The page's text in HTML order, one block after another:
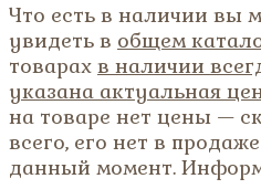
Что есть в наличии вы
увидеть в общем
товарах в наличии
указана актуальная
на товаре нет цены —
всего, его нет в
данный момент.